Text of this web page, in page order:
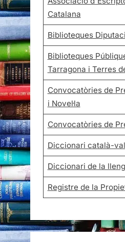
Catalana
Biblioteques
Biblioteques
Tarragona i Terres
Convocatòries de
i Novel·la
Convocatòries de
Diccionari català-
Diccionari de la
Registre de la